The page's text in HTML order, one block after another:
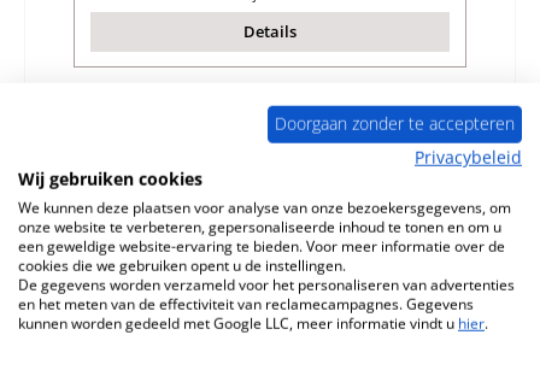
Details
Doorgaan zonder te accepteren
Privacybeleid
Wij gebruiken cookies
We kunnen deze plaatsen voor analyse van onze bezoekersgegevens, om
onze website te verbeteren, gepersonaliseerde inhoud te tonen en om u
een geweldige website-ervaring te bieden. Voor meer informatie over de
cookies die we gebruiken opent u de instellingen.
De gegevens worden verzameld voor het personaliseren van advertenties
en het meten van de effectiviteit van reclamecampagnes. Gegevens
kunnen worden gedeeld met Google LLC, meer informatie vindt u hier.